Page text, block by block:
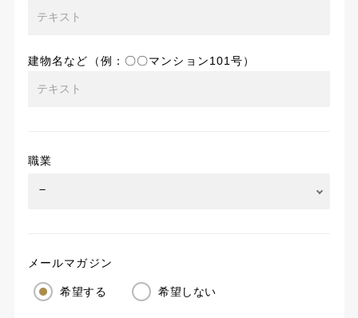
建物名など（例：〇〇マンション101号）
職業
メールマガジン
希望する 希望しない